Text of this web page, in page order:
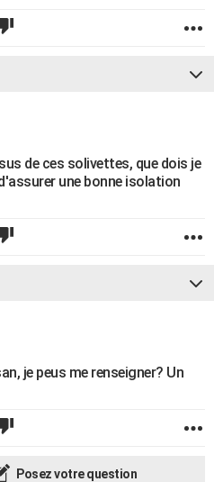
de ces solivettes, que dois je
une bonne isolation
je peus me renseigner? Un
Posez votre question